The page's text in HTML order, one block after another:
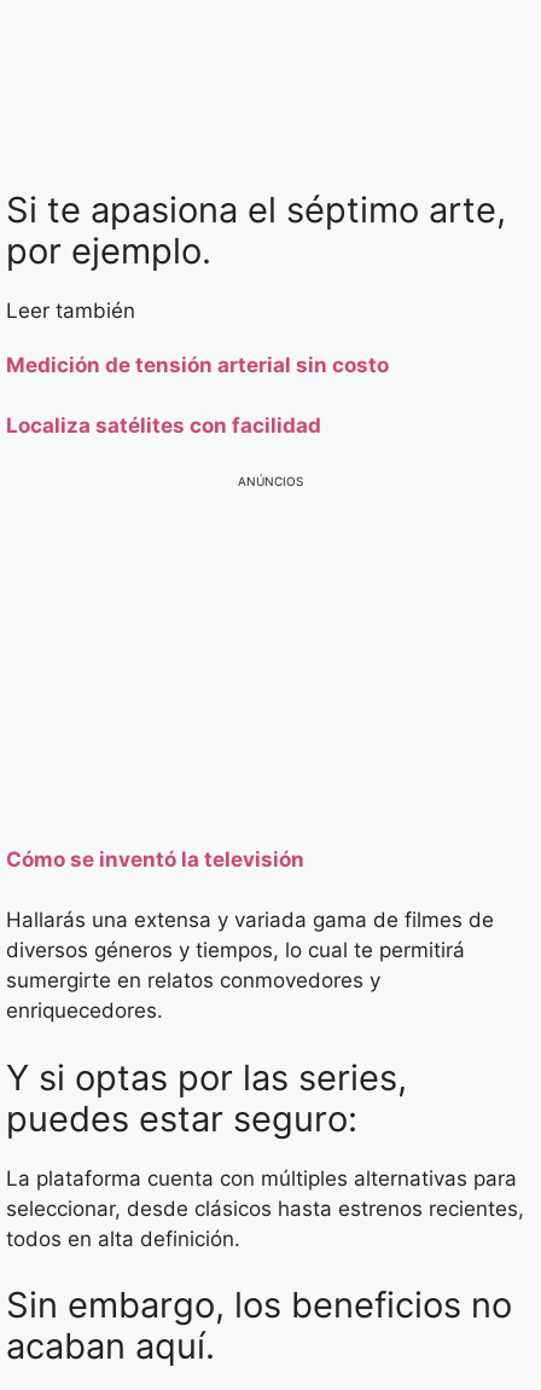
Si te apasiona el séptimo arte,
por ejemplo.
Leer también
Medición de tensión arterial sin costo
Localiza satélites con facilidad
ANÚNCIOS
Cómo se inventó la televisión
Hallarás una extensa y variada gama de filmes de
diversos géneros y tiempos, lo cual te permitirá
sumergirte en relatos conmovedores y
enriquecedores.
Y si optas por las series,
puedes estar seguro:
La plataforma cuenta con múltiples alternativas para
seleccionar, desde clásicos hasta estrenos recientes,
todos en alta definición.
Sin embargo, los beneficios no
acaban aquí.